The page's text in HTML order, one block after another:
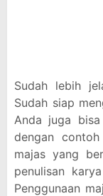
Sudah lebih
Sudah siap
Anda juga
dengan
majas yang
penulisan
Penggunaan